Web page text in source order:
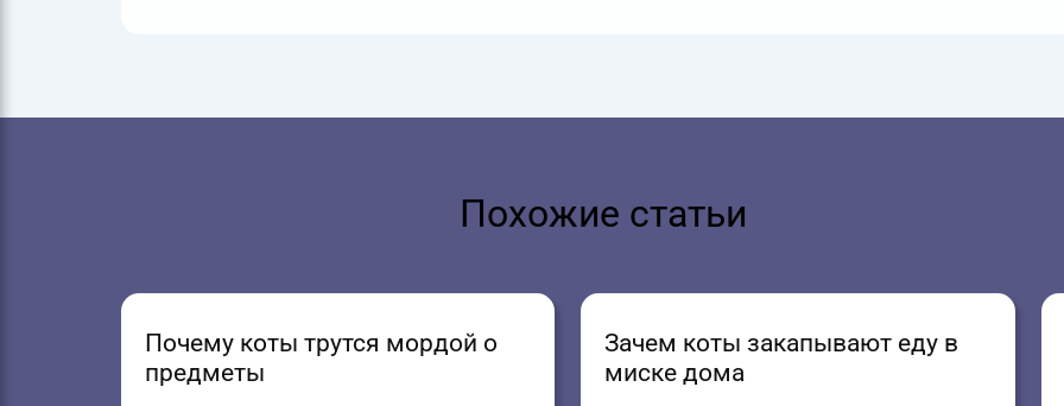
Похожие статьи
Почему коты трутся мордой о
предметы
Зачем коты закапывают еду в
миске дома